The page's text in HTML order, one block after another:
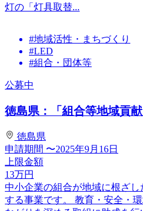
灯の「灯具取替...
#地域活性・まちづくり
#LED
#組合・団体等
公募中
徳島県：「組合等地域貢献
徳島県
申請期間 〜2025年9月16日
上限金額
13万円
中小企業の組合が地域に根ざ
する事業です。 教育・安全・